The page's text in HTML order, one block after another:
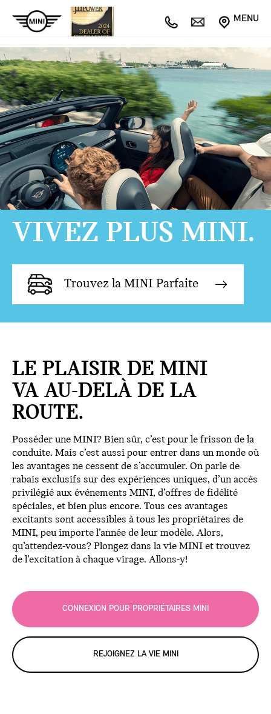
MENU
VIVEZ PLUS MINI.
Trouvez la MINI Parfaite
LE PLAISIR DE MINI
VA AU-DELÀ DE LA
ROUTE.
Posséder une MINI? Bien sûr, c’est pour le frisson de la
conduite. Mais c’est aussi pour entrer dans un monde où
les avantages ne cessent de s’accumuler. On parle de
rabais exclusifs sur des expériences uniques, d’un accès
privilégié aux événements MINI, d’offres de fidélité
spéciales, et bien plus encore. Tous ces avantages
excitants sont accessibles à tous les propriétaires de
MINI, peu importe l’année de leur modèle. Alors,
qu’attendez-vous? Plongez dans la vie MINI et trouvez
de l’excitation à chaque virage. Allons-y!
CONNEXION POUR PROPRIÉTAIRES MINI
REJOIGNEZ LA VIE MINI